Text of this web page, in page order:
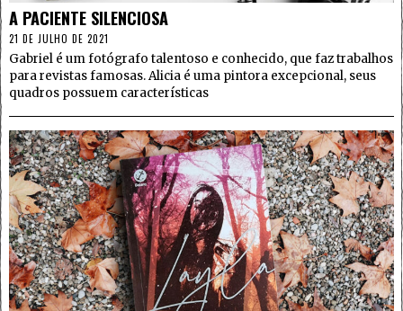
A PACIENTE SILENCIOSA
21 DE JULHO DE 2021
Gabriel é um fotógrafo talentoso e conhecido, que faz trabalhos
para revistas famosas. Alicia é uma pintora excepcional, seus
quadros possuem características